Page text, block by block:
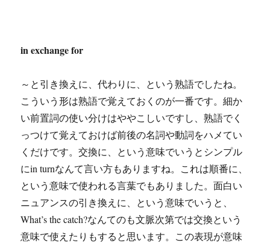
in exchange for
～と引き換えに、代わりに、という熟語でしたね。
こういう形は熟語で覚えておくのが一番です。細か
い前置詞の使い分けはややこしいですし、熟語でく
っつけて覚えておけば前後の名詞や動詞をハメてい
くだけです。交換に、という意味でいうとシンプル
にin turnなんて言い方もありますね。これは順番に、
という意味で使われる言葉でもありました。面白い
ニュアンスの引き換えに、という意味でいうと、
What’s the catch?なんてのも文脈次第では交換という
意味で使えたりもすると思います。この表現が意味